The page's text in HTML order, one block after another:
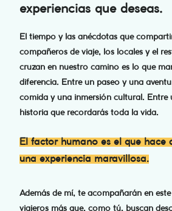
experiencias que deseas.
El tiempo y las anécdotas que
compañeros de viaje, los locales y el
cruzan en nuestro camino es lo que
diferencia. Entre un paseo y una
comida y una inmersión cultural.
Entre
historia que recordarás toda la vida.
El factor humano es el que hace
una experiencia maravillosa.
Además de mí, te acompañarán en
viajeros más que, como tú, buscan